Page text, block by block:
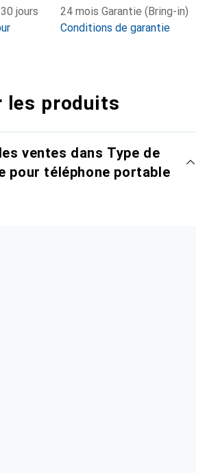
jours
24 mois Garantie (Bring-in)
Conditions de garantie
les produits
ventes dans Type de
pour téléphone portable